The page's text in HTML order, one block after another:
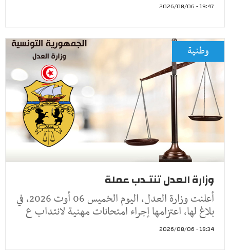
19:47 - 2026/08/06
وطنية
وزارة العدل تنتـدب عملة
أعلنت وزارة العدل، اليوم الخميس 06 أوت 2026، في
بلاغ لها، اعتزامها إجراء امتحانات مهنية لانتداب ع
18:34 - 2026/08/06